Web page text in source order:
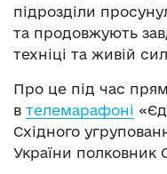
підрозділи
та продовжують
техніці та живій
Про це під час
в телемарафоні
Східного
України полковник